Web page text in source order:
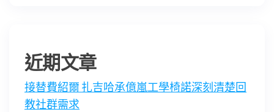
近期文章
接替費紹爾 扎吉哈承億嵐工學椅諾深刻清楚回
教社群需求